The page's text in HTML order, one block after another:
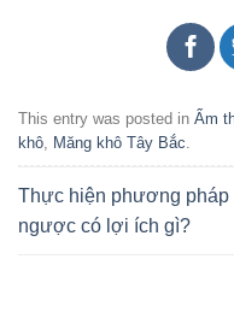
This entry was posted in Ẩm
khô, Măng khô Tây Bắc.
Thực hiện phương pháp
ngược có lợi ích gì?